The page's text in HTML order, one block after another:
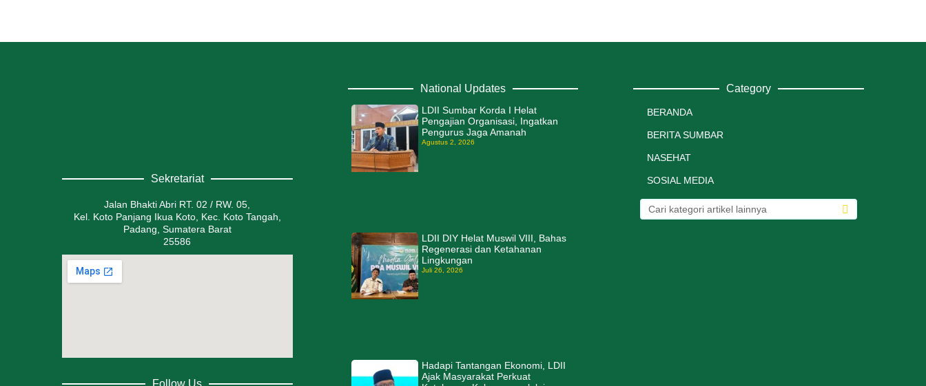
Sekretariat
Jalan Bhakti Abri RT. 02 / RW. 05,
Kel. Koto Panjang Ikua Koto, Kec. Koto Tangah,
Padang, Sumatera Barat
25586
National Updates
LDII Sumbar Korda I Helat
Pengajian Organisasi, Ingatkan
Pengurus Jaga Amanah
Agustus 2, 2026
LDII DIY Helat Muswil VIII, Bahas
Regenerasi dan Ketahanan
Lingkungan
Juli 26, 2026
Hadapi Tantangan Ekonomi, LDII
Ajak Masyarakat Perkuat
Category
BERANDA
BERITA SUMBAR
NASEHAT
SOSIAL MEDIA